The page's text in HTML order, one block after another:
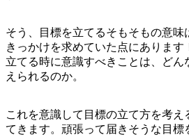
そう、目標を立てるそもそもの意味
きっかけを求めていた点にあります
立てる時に意識すべきことは、ど
えられるのか。
これを意識して目標の立て方を考え
てきます。頑張って届きそうな目標